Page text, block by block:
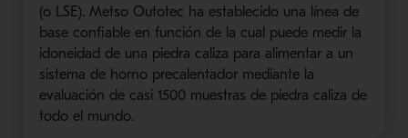
(o LSE). Metso Outotec ha establecido una línea de
base confiable en función dela cual puede medir la
idoneidad de una piedra caliza para alimentar a un
sistema de horno precalentadormediante la
evaluación de casi 1500 muestras de piedra caliza de
todo el mundo.